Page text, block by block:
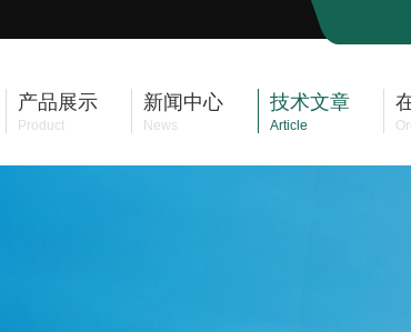
产品展示
Product
新闻中心
News
技术文章
Article